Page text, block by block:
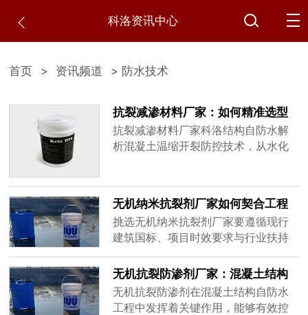
科洛资讯中心
首页 > 资讯频道 > 防水技术
抗裂减渗材料厂家：如何精准选型
避免混凝土温缩开裂
抗裂减渗材料厂家科洛结构自防水解
析混凝土温缩开裂防控技术，从水化
无机纳米抗裂剂厂家如何契合工程
时效与行业标准政策
挑选无机纳米抗裂剂厂家要遵循现行
建筑国标、项目时效要求与行业扶持
政策，本文围绕防水材料新规、材料
检测时效、施工窗口期、行业准入政
策展开讲解，为基建、水利、地下工
程采购筛选厂家提供标准化参考。
无机抗裂防渗剂厂家：混凝土结构
自防水技术合规应用指南
无机抗裂防渗剂在混凝土结构自防水
工程中发挥着关键作用，能够有效控